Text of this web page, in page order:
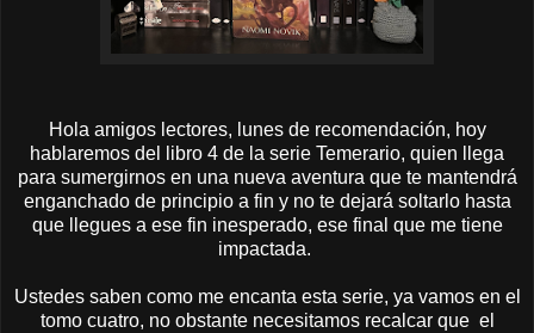
Hola amigos lectores, lunes de recomendación, hoy
hablaremos del libro 4 de la serie Temerario, quien llega
para sumergirnos en una nueva aventura que te mantendrá
enganchado de principio a fin y no te dejará soltarlo hasta
que llegues a ese fin inesperado, ese final que me tiene
impactada.
Ustedes saben como me encanta esta serie, ya vamos en el
tomo cuatro, no obstante necesitamos recalcar que el